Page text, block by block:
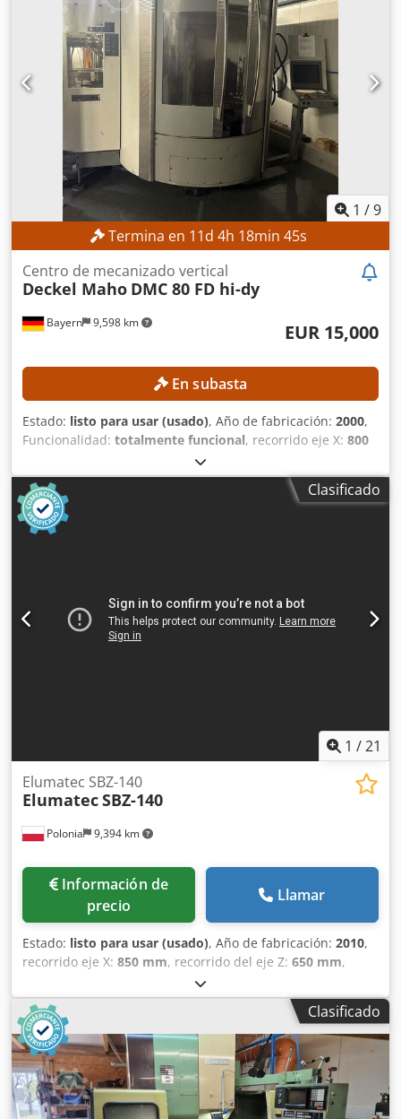
1 /9
Termina en 11d 4h 18min 43s
Bayern 9,598 km
Centro de mecanizado vertical
Deckel Maho DMC 80 FD hi-dy
EUR 15,000
En subasta
Estado: listo para usar (usado), Año de fabricación: 2000,
Funcionalidad: totalmente funcional, recorrido eje X: 800
700 mm
mm, modelo de controlador:Heidenhain Mill Plus,
velocidad del cabezal (máx.):
, Centro de
mecanizado vertical con husillo prácticamente nuevo (1023
horas de funcionamiento). DETALLES TÉCNICOS Recorrido
1023 h Portaherramientas: HSK 63 Dcodpszqfviefx Afmsk
DETALLES DE LA MÁQUINA Suministro interno de
refrigerante: 40 bar Control Fabricante del control:
Clasificado
1 /21
Polonia 9,394 km
Elumatec SBZ-140
ElumatecSBZ-140
Información de
precio
Llamar
Estado: listo para usar (usado), Año de fabricación: 2010,
recorrido eje X: 850 mm, recorrido del eje Z: 650 mm,
velocidad del cabezal (máx.):24,000 rpm
motor del husillo:11,000 W, número de ejes:4, Esta
Elumatec SBZ-140 de 4 ejes se fabricó en 2010. Presenta
una longitud máxima de perfil de 7600 mm y un recorrido
del eje Y de 850 mm, lo que la hace adecuada para el
mecanizado de perfiles de aluminio y acero de pared
delgada. La máquina incluye un husillo refrigerado por
aire con una velocidad máxima de 24.000 rpm y una
Clasificado